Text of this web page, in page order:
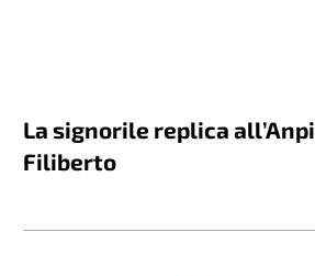
La signorile replica
Filiberto